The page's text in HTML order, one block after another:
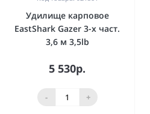
Удилище карповое
EastShark Gazer 3-x част.
3,6 м 3,5lb
5 530р.
- +